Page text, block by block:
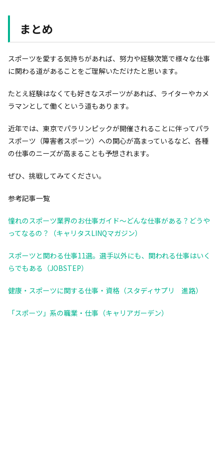
まとめ
スポーツを愛する気持ちがあれば、努力や経験次第で様々な仕事
に関わる道があることをご理解いただけたと思います。
たとえ経験はなくても好きなスポーツがあれば、ライターやカメ
ラマンとして働くという道もあります。
近年では、東京でパラリンピックが開催されることに伴ってパラ
スポーツ（障害者スポーツ）への関心が高まっているなど、各種
の仕事のニーズが高まることも予想されます。
ぜひ、挑戦してみてください。
参考記事一覧
憧れのスポーツ業界のお仕事ガイド～どんな仕事がある？どうや
ってなるの？（キャリタスLINQマガジン）
スポーツと関わる仕事11選。選手以外にも、関われる仕事はいく
らでもある（JOBSTEP）
健康・スポーツに関する仕事・資格（スタディサプリ 進路）
「スポーツ」系の職業・仕事（キャリアガーデン）